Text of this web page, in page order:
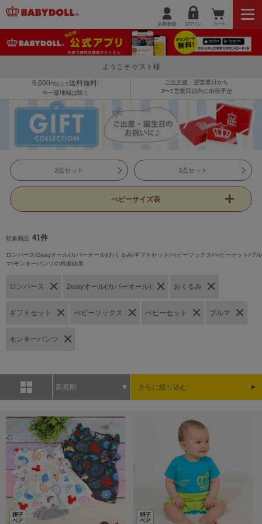
ようこそ ゲスト様
6,600 円以上で送料無料!
※一部地域は除く
ご注文後、翌営業日から
3〜5営業日以内に出荷予定
2点セット 3点セット
べビーサイズ表
対象商品 41件
ロンパース/2wayオール(カバーオール)/おくるみ/ギフトセット/べビーソックス/べビーセット/ブル
マ/モンキーパンツの検索結果
ロンパース 2wayオール(カバーオール) おくるみ
ギフトセット べビーソックス べビーセット ブルマ
モンキーパンツ
新着順 さらに絞り込む